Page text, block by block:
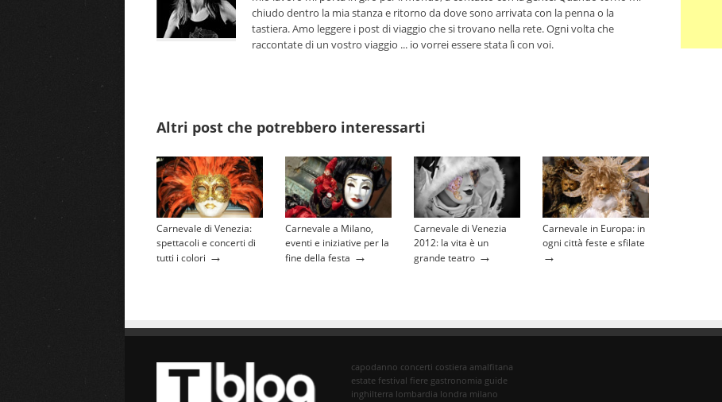
chiudo dentro la mia stanza e ritorno da dove sono arrivata con la penna o la
tastiera. Amo leggere i post di viaggio che si trovano nella rete. Ogni volta che
raccontate di un vostro viaggio ... io vorrei essere stata lì con voi.
Altri post che potrebbero interessarti
Carnevale di Venezia:
spettacoli e concerti di
tutti i colori →
Carnevale a Milano,
eventi e iniziative per la
fine della festa →
Carnevale di Venezia
2012: la vita è un
grande teatro →
Carnevale in Europa: in
ogni città feste e sfilate
→
capodanno concerti costiera amalfitana
estate festival fiere gastronomia guide
inghilterra lombardia londra milano